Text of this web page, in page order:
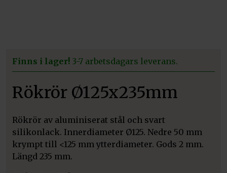
Finns i lager! 3-7 arbetsdagars leverans.
Rökrör Ø125x235mm
Rökrör av aluminiserat stål och svart
silikonlack. Innerdiameter Ø125. Nedre 50 mm
krympt till <125 mm ytterdiameter. Gods 2 mm.
Längd 235 mm.